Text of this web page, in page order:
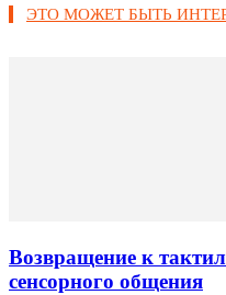
ЭТО МОЖЕТ БЫТЬ
Возвращение к
сенсорного общения